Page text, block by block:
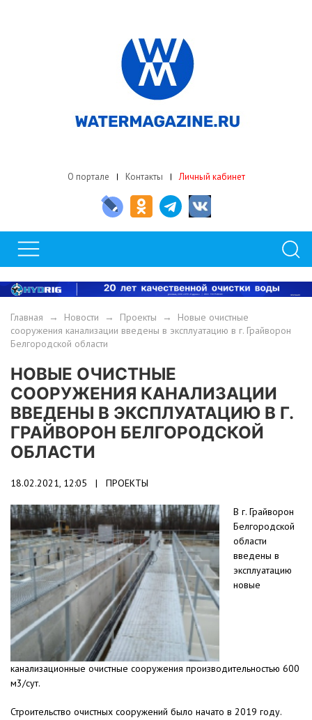
О портале Контакты Личный кабинет
Главная → Новости → Проекты → Новые очистные
сооружения канализации введены в эксплуатацию в г. Грайворон
Белгородской области
НОВЫЕ ОЧИСТНЫЕ
СООРУЖЕНИЯ КАНАЛИЗАЦИИ
ВВЕДЕНЫ В ЭКСПЛУАТАЦИЮ В Г.
ГРАЙВОРОН БЕЛГОРОДСКОЙ
ОБЛАСТИ
18.02.2021, 12:05 | ПРОЕКТЫ
В г. Грайворон
Белгородской
области
введены в
эксплуатацию
новые
канализационные очистные сооружения производительностью 600
м3/сут.
Строительство очистных сооружений было начато в 2019 году.